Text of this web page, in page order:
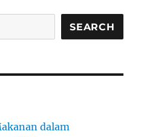
Tentang
Sistem
Pendidikan
Benua
SEARCH
dalam